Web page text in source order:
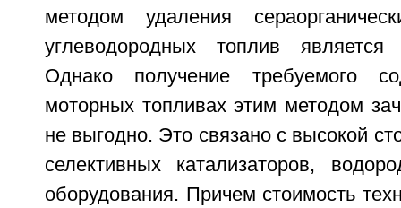
методом удаления
углеводородных топлив является
Однако получение требуемого
моторных топливах этим методом
не выгодно. Это связано с высокой
селективных катализаторов,
оборудования. Причем стоимость